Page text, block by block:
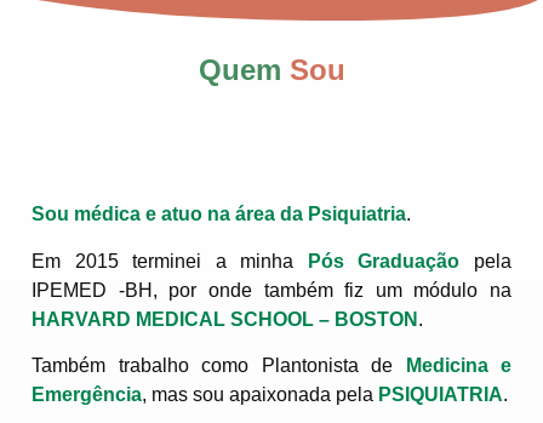
Quem Sou
Sou médica e atuo na área da Psiquiatria.
Em 2015 terminei a minha Pós Graduação pela
IPEMED -BH, por onde também fiz um módulo na
HARVARD MEDICAL SCHOOL – BOSTON .
Também trabalho como Plantonista de
Medicina e
Emergência, mas sou apaixonada pela PSIQUIATRIA.